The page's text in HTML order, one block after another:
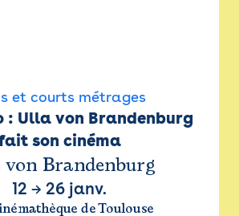
et courts métrages
: Ulla von Brandenburg
son cinéma
Brandenburg
12 → 26 janv.
de Toulouse